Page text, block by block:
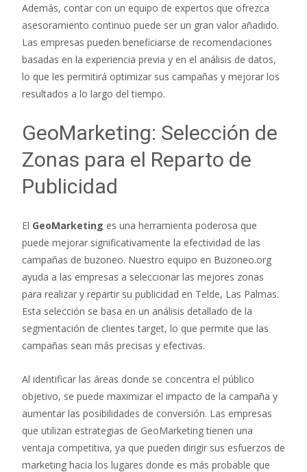
Además, contar con un equipo de expertos que ofrezca
asesoramiento continuo puede ser un gran valor añadido.
Las empresas pueden beneficiarse de recomendaciones
basadas en la experiencia previa y en el análisis de datos,
lo que les permitirá optimizar sus campañas y mejorar los
resultados a lo largo del tiempo.
GeoMarketing: Selección de
Zonas para el Reparto de
Publicidad
El GeoMarketing es una herramienta poderosa que
puede mejorar significativamente la efectividad de las
campañas de buzoneo. Nuestro equipo en Buzoneo.org
ayuda a las empresas a seleccionar las mejores zonas
para realizar y repartir su publicidad en Telde, Las Palmas.
Esta selección se basa en un análisis detallado de la
segmentación de clientes target, lo que permite que las
campañas sean más precisas y efectivas.
Al identificar las áreas donde se concentra el público
objetivo, se puede maximizar el impacto de la campaña y
aumentar las posibilidades de conversión. Las empresas
que utilizan estrategias de GeoMarketing tienen una
ventaja competitiva, ya que pueden dirigir sus esfuerzos de
marketing hacia los lugares donde es más probable que